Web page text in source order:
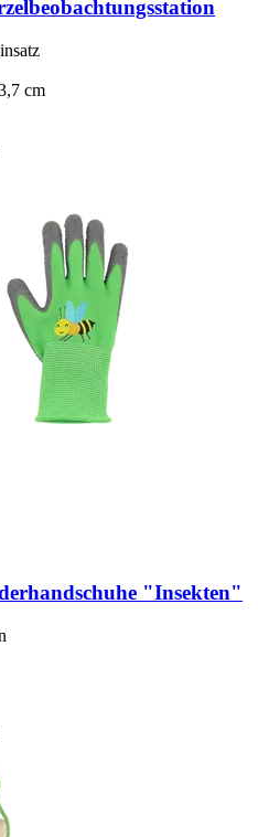
cm
"Insekten"